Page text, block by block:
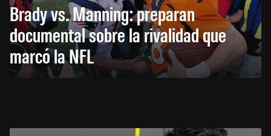
Brady vs. Manning: preparan
documental sobre la rivalidad que
marcó la NFL